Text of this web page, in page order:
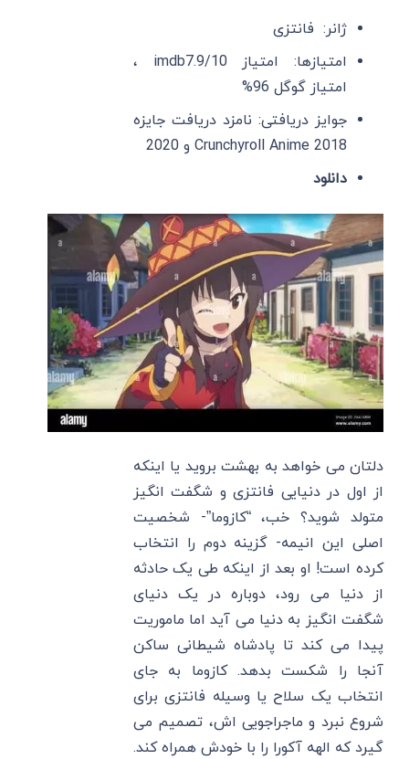
ژانر: فانتزی
امتیازها: امتیاز imdb7.9/10 ،
امتیاز گوگل 96%
جوایز دریافتی: نامزد دریافت جایزه
Crunchyroll Anime 2018 و 2020
دانلود
دلتان می خواهد به بهشت بروید یا اینکه
از اول در دنیایی فانتزی و شگفت انگیز
متولد شوید؟ خب، “کازوما”- شخصیت
اصلی این انیمه- گزینه دوم را انتخاب
کرده است! او بعد از اینکه طی یک حادثه
از دنیا می رود، دوباره در یک دنیای
شگفت انگیز به دنیا می آید اما ماموریت
پیدا می کند تا پادشاه شیطانی ساکن
آنجا را شکست بدهد. کازوما به جای
انتخاب یک سلاح یا وسیله فانتزی برای
شروع نبرد و ماجراجویی اش، تصمیم می
گیرد که الهه آکورا را با خودش همراه کند.